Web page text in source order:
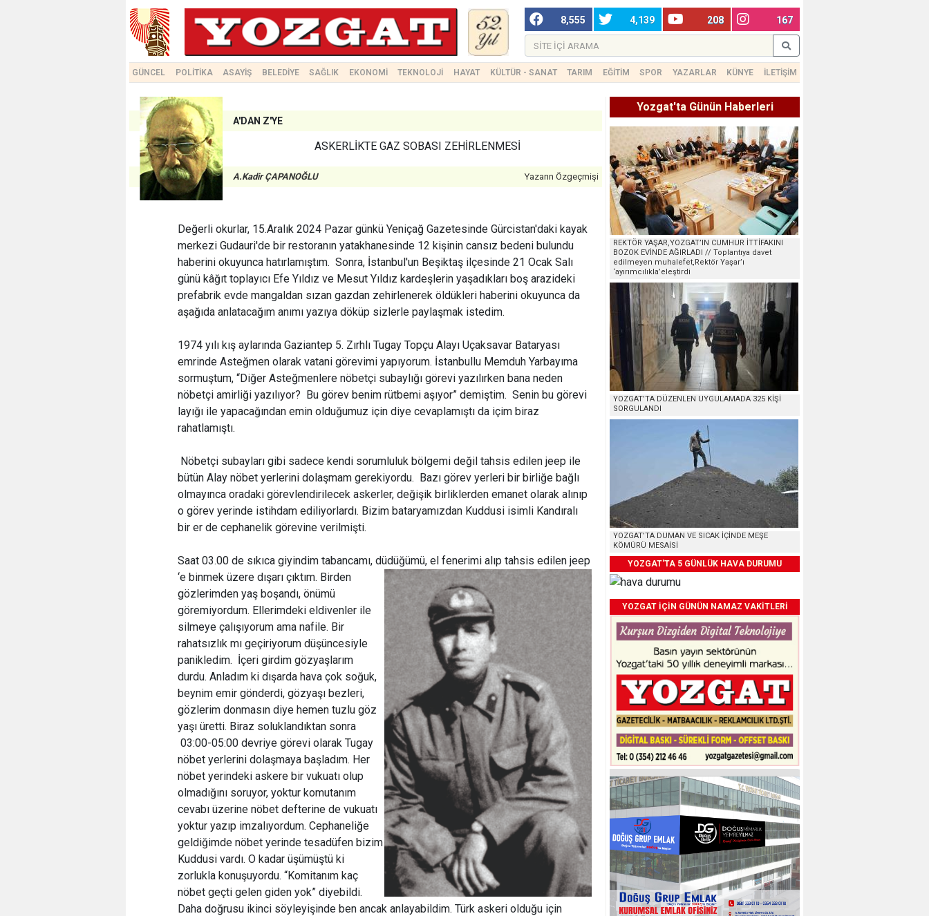
8,555 4,139 208 167
GÜNCEL POLİTİKA ASAYİŞ BELEDİYE SAĞLIK EKONOMİ TEKNOLOJİ HAYAT KÜLTÜR - SANAT TARIM EĞİTİM SPOR YAZARLAR KÜNYE İLETİŞİM
A'DAN Z'YE
ASKERLİKTE GAZ SOBASI ZEHİRLENMESİ
A.Kadir ÇAPANOĞLU Yazarın Özgeçmişi
Değerli okurlar, 15.Aralık 2024 Pazar günkü Yeniçağ Gazetesinde Gürcistan'daki kayak
merkezi Gudauri'de bir restoranın yatakhanesinde 12 kişinin cansız bedeni bulundu
haberini okuyunca hatırlamıştım. Sonra, İstanbul'un Beşiktaş ilçesinde 21 Ocak Salı
günü kâğıt toplayıcı Efe Yıldız ve Mesut Yıldız kardeşlerin yaşadıkları boş arazideki
prefabrik evde mangaldan sızan gazdan zehirlenerek öldükleri haberini okuyunca da
aşağıda anlatacağım anımı yazıya döküp sizlerle paylaşmak istedim.
1974 yılı kış aylarında Gaziantep 5. Zırhlı Tugay Topçu Alayı Uçaksavar Bataryası
emrinde Asteğmen olarak vatani görevimi yapıyorum. İstanbullu Memduh Yarbayıma
sormuştum, “Diğer Asteğmenlere nöbetçi subaylığı görevi yazılırken bana neden
nöbetçi amirliği yazılıyor? Bu görev benim rütbemi aşıyor” demiştim. Senin bu görevi
layığı ile yapacağından emin olduğumuz için diye cevaplamıştı da içim biraz
rahatlamıştı.
Nöbetçi subayları gibi sadece kendi sorumluluk bölgemi değil tahsis edilen jeep ile
bütün Alay nöbet yerlerini dolaşmam gerekiyordu. Bazı görev yerleri bir birliğe bağlı
olmayınca oradaki görevlendirilecek askerler, değişik birliklerden emanet olarak alınıp
o görev yerinde istihdam ediliyorlardı. Bizim bataryamızdan Kuddusi isimli Kandıralı
bir er de cephanelik görevine verilmişti.
Saat 03.00 de sıkıca giyindim tabancamı, düdüğümü, el fenerimi alıp tahsis edilen jeep
‘e binmek üzere dışarı çıktım. Birden
gözlerimden yaş boşandı, önümü
göremiyordum. Ellerimdeki eldivenler ile
silmeye çalışıyorum ama nafile. Bir
rahatsızlık mı geçiriyorum düşüncesiyle
panikledim. İçeri girdim gözyaşlarım
durdu. Anladım ki dışarda hava çok soğuk,
beynim emir gönderdi, gözyaşı bezleri,
gözlerim donmasın diye hemen tuzlu göz
yaşı üretti. Biraz soluklandıktan sonra
03:00-05:00 devriye görevi olarak Tugay
nöbet yerlerini dolaşmaya başladım. Her
nöbet yerindeki askere bir vukuatı olup
olmadığını soruyor, yoktur komutanım
cevabı üzerine nöbet defterine de vukuatı
yoktur yazıp imzalıyordum. Cephaneliğe
geldiğimde nöbet yerinde tesadüfen bizim
Kuddusi vardı. O kadar üşümüştü ki
zorlukla konuşuyordu. “Komitanım kaç
nöbet geçti gelen giden yok” diyebildi.
Daha doğrusu ikinci söyleyişinde ben ancak anlayabildim. Türk askeri olduğu için
Yozgat'ta Günün Haberleri
REKTÖR YAŞAR,YOZGAT’IN CUMHUR İTTİFAKINI
BOZOK EVİNDE AĞIRLADI // Toplantıya davet
edilmeyen muhalefet,Rektör Yaşar’ı
‘ayırımcılıkla’eleştirdi
YOZGAT’TA DÜZENLEN UYGULAMADA 325 KİŞİ
SORGULANDI
YOZGAT’TA DUMAN VE SICAK İÇİNDE MEŞE
KÖMÜRÜ MESAİSİ
YOZGAT'TA 5 GÜNLÜK HAVA DURUMU
YOZGAT İÇİN GÜNÜN NAMAZ VAKİTLERİ